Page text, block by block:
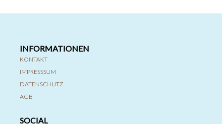
INFORMATIONEN
KONTAKT
IMPRESSSUM
DATENSCHUTZ
AGB
SOCIAL